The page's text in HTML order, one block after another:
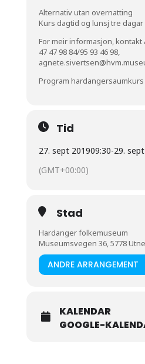
Alternativ utan overnatting
Kurs dagtid og lunsj tre dagar
For meir informasjon,
47 47 98 84/95 93 46 98,
Program hardangersaumkurs
Tid
27. sept 201909:30-29.
(GMT+00:00)
Stad
Hardanger folkemuseum
Museumsvegen 36, 5778 Utne
ANDRE ARRANGEMENT
KALENDAR
GOOGLE-